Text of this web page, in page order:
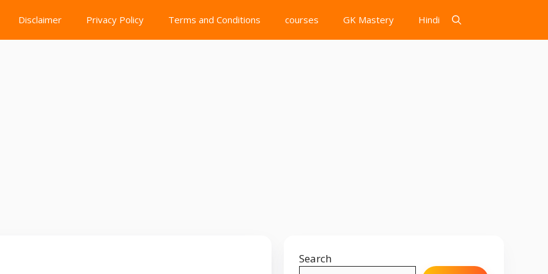
Disclaimer Privacy Policy Terms and Conditions courses GK Mastery Hindi
Search